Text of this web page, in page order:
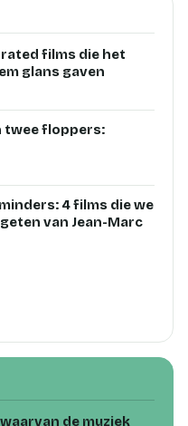
films die het
glans gaven
twee floppers:
4 films die we
van Jean-Marc
de muziek